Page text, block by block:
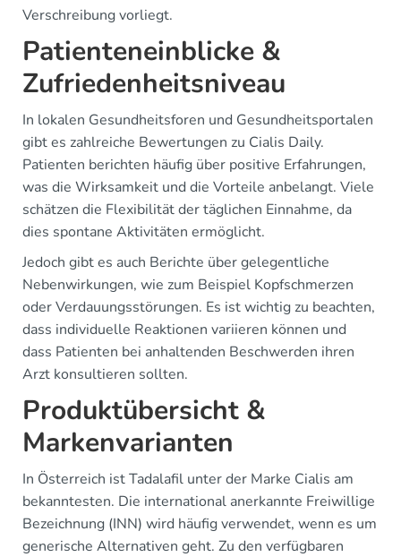
Verschreibung vorliegt.
Patienteneinblicke &
Zufriedenheitsniveau
In lokalen Gesundheitsforen und Gesundheitsportalen
gibt es zahlreiche Bewertungen zu Cialis Daily.
Patienten berichten häufig über positive Erfahrungen,
was die Wirksamkeit und die Vorteile anbelangt. Viele
schätzen die Flexibilität der täglichen Einnahme, da
dies spontane Aktivitäten ermöglicht.
Jedoch gibt es auch Berichte über gelegentliche
Nebenwirkungen, wie zum Beispiel Kopfschmerzen
oder Verdauungsstörungen. Es ist wichtig zu beachten,
dass individuelle Reaktionen variieren können und
dass Patienten bei anhaltenden Beschwerden ihren
Arzt konsultieren sollten.
Produktübersicht &
Markenvarianten
In Österreich ist Tadalafil unter der Marke Cialis am
bekanntesten. Die international anerkannte Freiwillige
Bezeichnung (INN) wird häufig verwendet, wenn es um
generische Alternativen geht. Zu den verfügbaren